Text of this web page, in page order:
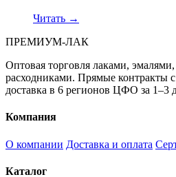
Читать →
ПРЕМИУМ-ЛАК
Оптовая торговля лаками,
расходниками. Прямые контракты
доставка в 6 регионов ЦФО за 1–3
Компания
О компании Доставка и оплата
Каталог